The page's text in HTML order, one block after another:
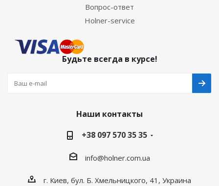
Вопрос-ответ
Holner-service
Будьте всегда в курсе!
Наши контакты
+38 097 570 35 35
info@holner.com.ua
г. Киев, бул. Б. Хмельницкого, 41, Украина